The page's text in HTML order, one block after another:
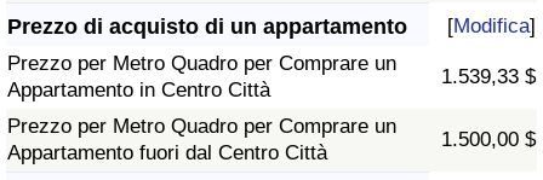
Prezzo di acquisto di un appartamento [Modifica]
Prezzo per Metro Quadro per Comprare un
Appartamento in Centro Città
1.539,33 $
Prezzo per Metro Quadro per Comprare un
Appartamento fuori dal Centro Città
1.500,00 $